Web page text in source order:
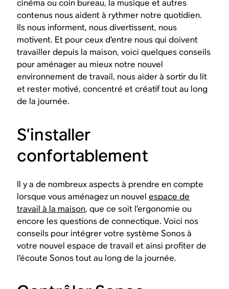
cinéma ou coin bureau, la musique et autres
contenus nous aident à rythmer notre quotidien.
Ils nous informent, nous divertissent, nous
motivent. Et pour ceux d’entre nous qui doivent
travailler depuis la maison, voici quelques conseils
pour aménager au mieux notre nouvel
environnement de travail, nous aider à sortir du lit
et rester motivé, concentré et créatif tout au long
de la journée.
S’installer
confortablement
Il y a de nombreux aspects à prendre en compte
lorsque vous aménagez un nouvelespace de
travail à la maison, que ce soit l’ergonomie ou
encore les questions de connectique. Voici nos
conseils pour intégrer votre système Sonos à
votre nouvel espace de travail et ainsi profiter de
l’écoute Sonos tout au long de la journée.